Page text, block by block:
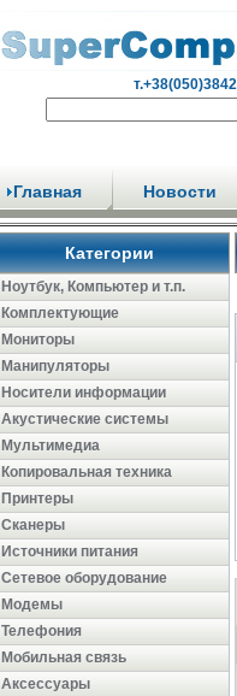
Главная Новости
Категории
Ноутбук, Компьютер и т.п.
Комплектующие
Мониторы
Манипуляторы
Носители информации
Акустические системы
Мультимедиа
Копировальная техника
Принтеры
Сканеры
Источники питания
Сетевое оборудование
Модемы
Телефония
Мобильная связь
Аксессуары